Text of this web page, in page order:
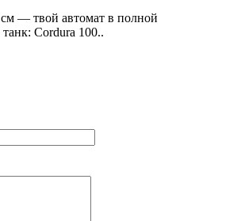
— твой автомат в полной
Cordura 100..